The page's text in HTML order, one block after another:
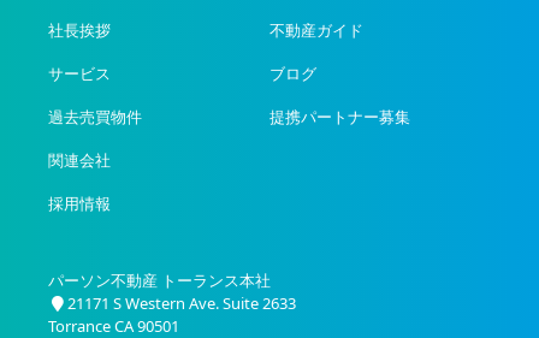
社長挨拶
サービス
過去売買物件
関連会社
採用情報
不動産ガイド
ブログ
提携パートナー募集
パーソン不動産 トーランス本社
21171 S Western Ave. Suite 2633
Torrance CA 90501